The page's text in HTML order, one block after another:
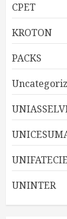
CPET
KROTON
PACKS
UNIFATECIE
UNINTER